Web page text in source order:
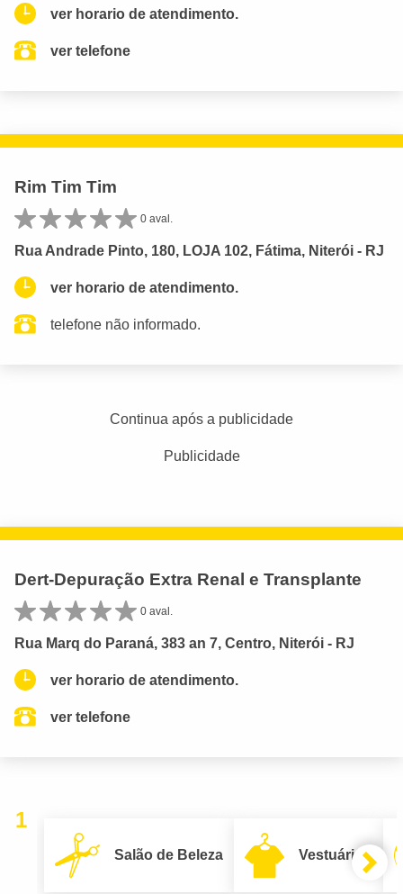
ver horario de atendimento.
ver telefone
Rim Tim Tim
0 aval.
Rua Andrade Pinto, 180, LOJA 102, Fátima, Niterói - RJ
ver horario de atendimento.
telefone não informado.
Continua após a publicidade
Publicidade
Dert-Depuração Extra Renal e Transplante
0 aval.
Rua Marq do Paraná, 383 an 7, Centro, Niterói - RJ
ver horario de atendimento.
ver telefone
1
Salão de Beleza Vestuário